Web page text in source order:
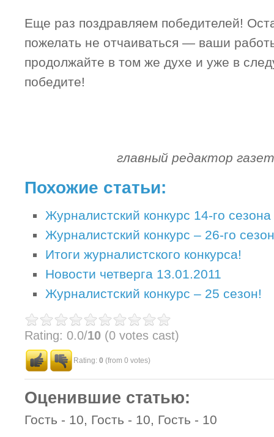
Еще раз поздравляем победителей!
пожелать не отчаиваться — ваши
продолжайте в том же духе и уже в
победите!
главный редактор
Похожие статьи:
Журналистский конкурс 14-го
Журналистский конкурс – 26-го
Итоги журналистского конкурса!
Новости четверга 13.01.2011
Журналистский конкурс – 25 сезон!
Rating: 0.0/10 (0 votes cast)
Rating: 0 (from 0 votes)
Оценившие статью:
Гость - 10, Гость - 10, Гость - 10